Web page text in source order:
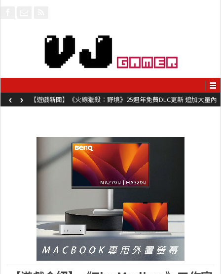
【遊戲新聞】《火線獵殺：野境》25週年免費DLC更新 追加大量內
容同時系舊作限時超平價折扣
‹ ›